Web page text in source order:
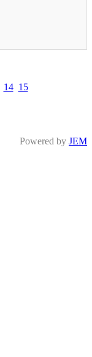
14 15
Powered by JEM